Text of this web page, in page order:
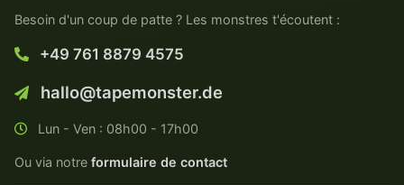
Besoin d'un coup de patte ? Les monstres t'écoutent :
+49 761 8879 4575
hallo@tapemonster.de
Lun - Ven : 08h00 - 17h00
Ou via notre formulaire de contact